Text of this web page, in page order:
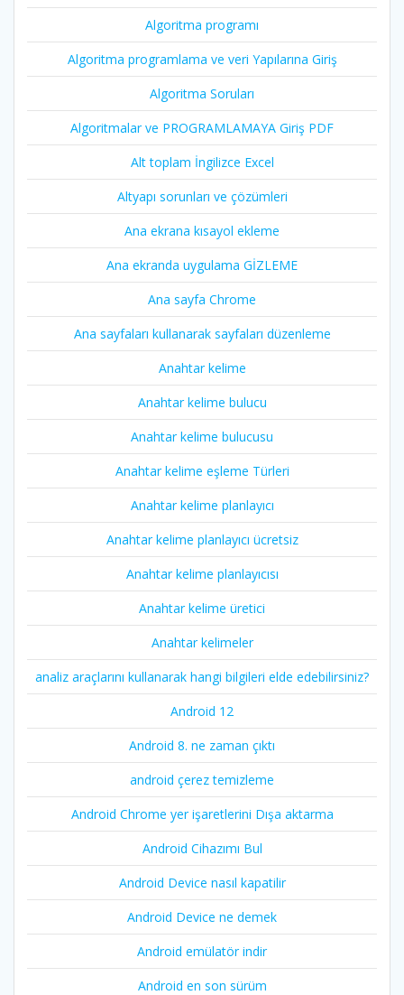
Algoritma programı
Algoritma programlama ve veri Yapılarına Giriş
Algoritma Soruları
Algoritmalar ve PROGRAMLAMAYA Giriş PDF
Alt toplam İngilizce Excel
Altyapı sorunları ve çözümleri
Ana ekrana kısayol ekleme
Ana ekranda uygulama GİZLEME
Ana sayfa Chrome
Ana sayfaları kullanarak sayfaları düzenleme
Anahtar kelime
Anahtar kelime bulucu
Anahtar kelime bulucusu
Anahtar kelime eşleme Türleri
Anahtar kelime planlayıcı
Anahtar kelime planlayıcı ücretsiz
Anahtar kelime planlayıcısı
Anahtar kelime üretici
Anahtar kelimeler
analiz araçlarını kullanarak hangi bilgileri elde edebilirsiniz?
Android 12
Android 8. ne zaman çıktı
android çerez temizleme
Android Chrome yer işaretlerini Dışa aktarma
Android Cihazımı Bul
Android Device nasıl kapatilir
Android Device ne demek
Android emülatör indir
Android en son sürüm